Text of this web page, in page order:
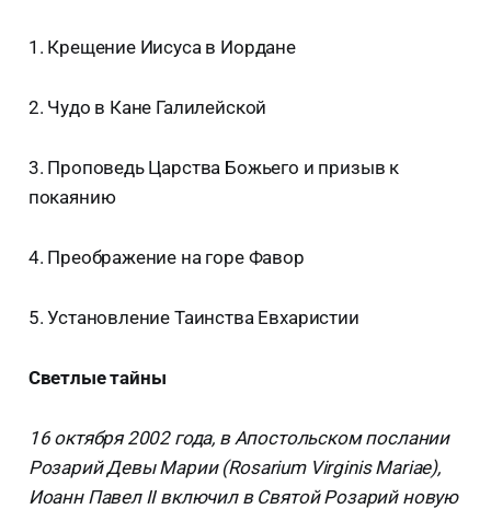
1. Крещение Иисуса в Иордане
2. Чудо в Кане Галилейской
3. Проповедь Царства Божьего и призыв к
покаянию
4. Преображение на горе Фавор
5. Установление Таинства Евхаристии
Светлые тайны
16 октября 2002 года, в Апостольском послании
Розарий Девы Марии (Rosarium Virginis Mariae),
Иоанн Павел II включил в Святой Розарий новую